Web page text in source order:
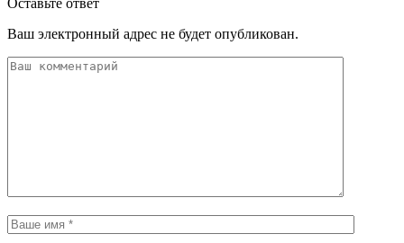
Ваш электронный адрес не будет опубликован.